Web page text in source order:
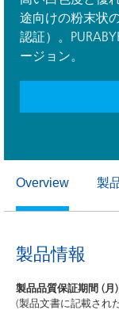
途向けの粉末状
認証）。
ージョン。
Overview 製
製品情報
製品品質保証期間 (月
(製品文書に記載され